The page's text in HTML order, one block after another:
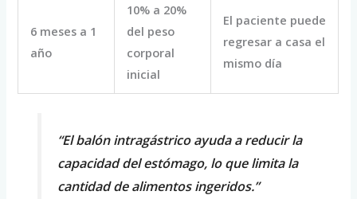
6 meses a 1
año
10% a 20%
del peso
corporal
inicial
El paciente puede
regresar a casa el
mismo día
“El balón intragástrico ayuda a reducir la
capacidad del estómago, lo que limita la
cantidad de alimentos ingeridos.”